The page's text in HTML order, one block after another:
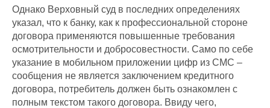
Однако Верховный суд в последних определениях
указал, что к банку, как к профессиональной стороне
договора применяются повышенные требования
осмотрительности и добросовестности. Само по себе
указание в мобильном приложении цифр из СМС –
сообщения не является заключением кредитного
договора, потребитель должен быть ознакомлен с
полным текстом такого договора. Ввиду чего,